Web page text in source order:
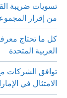
تسويات ضريبة
من إقرار
كل ما تحتاج
العربية المتحدة
الامتثال في